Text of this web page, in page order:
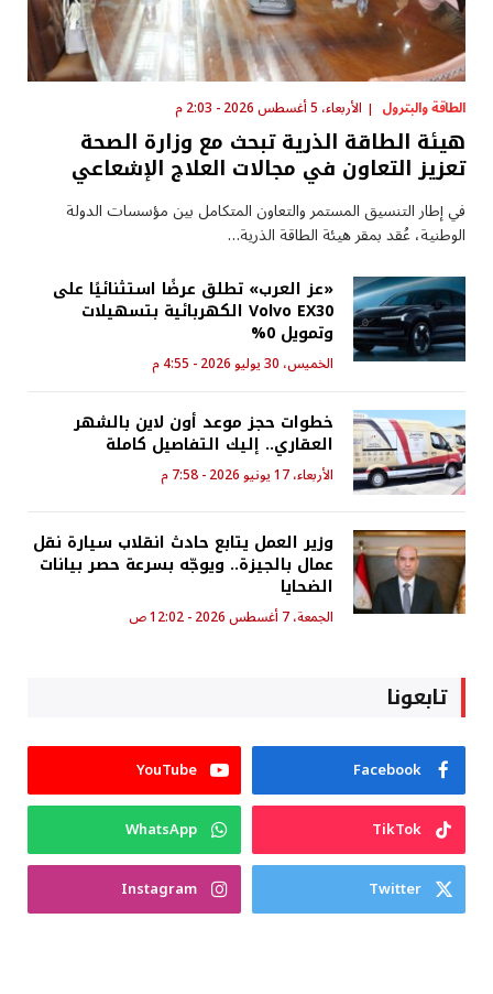
الطاقة والبترول الأربعاء، 5 أغسطس 2026 - 2:03 م
هيئة الطاقة الذرية تبحث مع وزارة الصحة
تعزيز التعاون في مجالات العلاج الإشعاعي
في إطار التنسيق المستمر والتعاون المتكامل بين مؤسسات الدولة
الوطنية، عُقد بمقر هيئة الطاقة الذرية…
«عز العرب» تطلق عرضًا استثنائيًا على
Volvo EX30 الكهربائية بتسهيلات
وتمويل 0%
الخميس، 30 يوليو 2026 - 4:55 م
خطوات حجز موعد أون لاين بالشهر
العقاري.. إليك التفاصيل كاملة
الأربعاء، 17 يونيو 2026 - 7:58 م
وزير العمل يتابع حادث انقلاب سيارة نقل
عمال بالجيزة.. ويوجّه بسرعة حصر بيانات
الضحايا
الجمعة، 7 أغسطس 2026 - 12:02 ص
تابعونا
Facebook
YouTube
TikTok
WhatsApp
Twitter
Instagram